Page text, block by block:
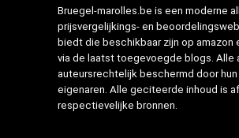
Bruegel-marolles.be is een moderne
prijsvergelijkings- en
biedt die beschikbaar zijn op amazon
via de laatst toegevoegde blogs. Alle
auteursrechtelijk beschermd door
eigenaren. Alle geciteerde inhoud is
respectievelijke bronnen.